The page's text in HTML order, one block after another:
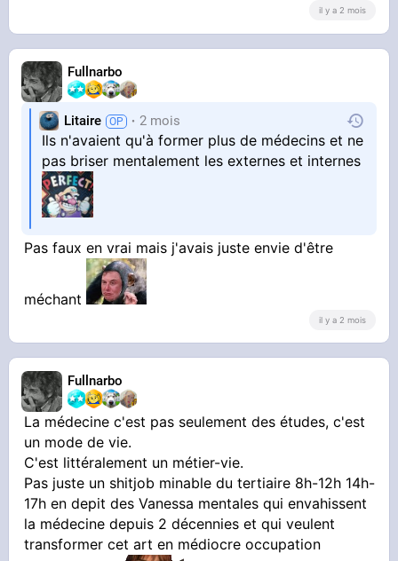
il y a 2 mois
Fullnarbo
Litaire 2 mois
Ils n'avaient qu'à former plus de médecins et ne
pas briser mentalement les externes et internes
Pas faux en vrai mais j'avais juste envie d'être
méchant
il y a 2 mois
Fullnarbo
La médecine c'est pas seulement des études, c'est
un mode de vie.
C'est littéralement un métier-vie.
Pas juste un shitjob minable du tertiaire 8h-12h 14h-
17h en depit des Vanessa mentales qui envahissent
la médecine depuis 2 décennies et qui veulent
transformer cet art en médiocre occupation